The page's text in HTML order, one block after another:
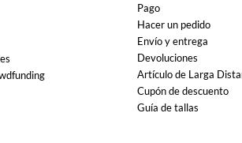
Pago
Hacer un pedido
Envío y entrega
Devoluciones
Artículo de Larga
Cupón de descuento
Guía de tallas